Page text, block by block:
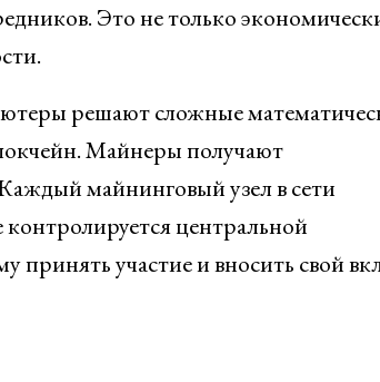
Это не только
решают сложные
Майнеры получают
майнинговый узел в сети
центральной
участие и вносить свой